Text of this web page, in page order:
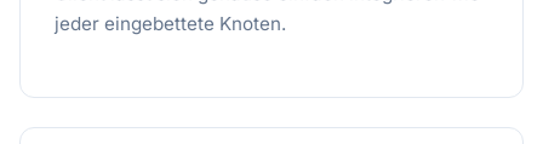
jeder eingebettete Knoten.